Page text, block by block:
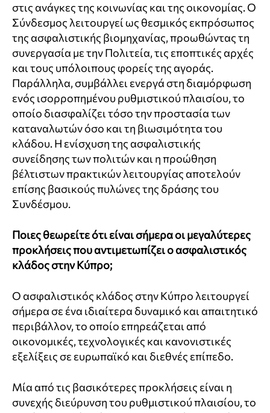
στις ανάγκες της κοινωνίας και της οικονομίας. Ο
Σύνδεσμος λειτουργεί ως θεσμικός εκπρόσωπος
της ασφαλιστικής βιομηχανίας, προωθώντας τη
συνεργασία με την Πολιτεία, τις εποπτικές αρχές
και τους υπόλοιπους φορείς της αγοράς.
Παράλληλα, συμβάλλει ενεργά στη διαμόρφωση
ενός ισορροπημένου ρυθμιστικού πλαισίου, το
οποίο διασφαλίζει τόσο την προστασία των
καταναλωτών όσο και τη βιωσιμότητα του
κλάδου. Η ενίσχυση της ασφαλιστικής
συνείδησης των πολιτών και η προώθηση
βέλτιστων πρακτικών λειτουργίας αποτελούν
επίσης βασικούς πυλώνες της δράσης του
Συνδέσμου.
Ποιες θεωρείτε ότι είναι σήμερα οι μεγαλύτερες
προκλήσεις που αντιμετωπίζει ο ασφαλιστικός
κλάδος στην Κύπρο;
Ο ασφαλιστικός κλάδος στην Κύπρο λειτουργεί
σήμερα σε ένα ιδιαίτερα δυναμικό και απαιτητικό
περιβάλλον, το οποίο επηρεάζεται από
οικονομικές, τεχνολογικές και κανονιστικές
εξελίξεις σε ευρωπαϊκό και διεθνές επίπεδο.
Μία από τις βασικότερες προκλήσεις είναι η
συνεχής διεύρυνση του ρυθμιστικού πλαισίου, το